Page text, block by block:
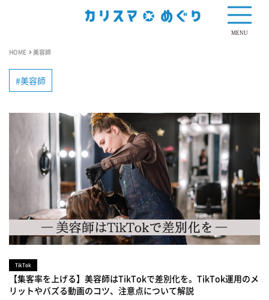
MENU
HOME 美容師
美容師
TikTok
【集客率を上げる】美容師はTikTokで差別化を。TikTok運用のメ
リットやバズる動画のコツ、注意点について解説